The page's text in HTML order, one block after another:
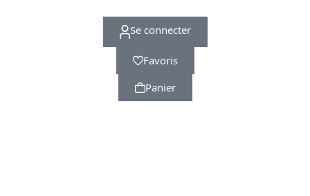
Se connecter
Favoris
Panier